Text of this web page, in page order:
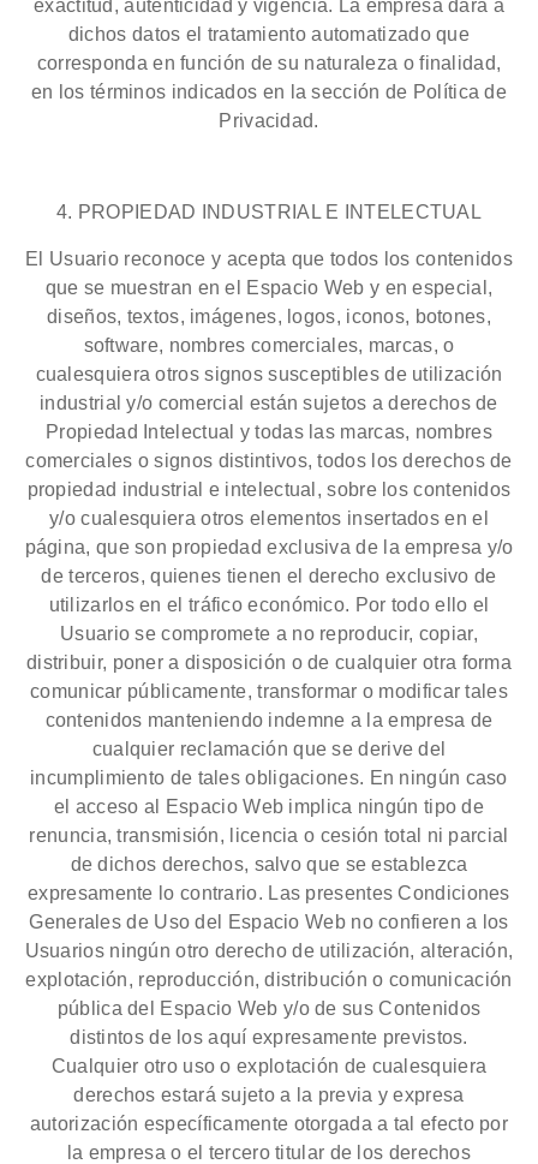
exactitud, autenticidad y vigencia. La empresa dará a
dichos datos el tratamiento automatizado que
corresponda en función de su naturaleza o finalidad,
en los términos indicados en la sección de Política de
Privacidad.
4. PROPIEDAD INDUSTRIAL E INTELECTUAL
El Usuario reconoce y acepta que todos los contenidos
que se muestran en el Espacio Web y en especial,
diseños, textos, imágenes, logos, iconos, botones,
software, nombres comerciales, marcas, o
cualesquiera otros signos susceptibles de utilización
industrial y/o comercial están sujetos a derechos de
Propiedad Intelectual y todas las marcas, nombres
comerciales o signos distintivos, todos los derechos de
propiedad industrial e intelectual, sobre los contenidos
y/o cualesquiera otros elementos insertados en el
página, que son propiedad exclusiva de la empresa y/o
de terceros, quienes tienen el derecho exclusivo de
utilizarlos en el tráfico económico. Por todo ello el
Usuario se compromete a no reproducir, copiar,
distribuir, poner a disposición o de cualquier otra forma
comunicar públicamente, transformar o modificar tales
contenidos manteniendo indemne a la empresa de
cualquier reclamación que se derive del
incumplimiento de tales obligaciones. En ningún caso
el acceso al Espacio Web implica ningún tipo de
renuncia, transmisión, licencia o cesión total ni parcial
de dichos derechos, salvo que se establezca
expresamente lo contrario. Las presentes Condiciones
Generales de Uso del Espacio Web no confieren a los
Usuarios ningún otro derecho de utilización, alteración,
explotación, reproducción, distribución o comunicación
pública del Espacio Web y/o de sus Contenidos
distintos de los aquí expresamente previstos.
Cualquier otro uso o explotación de cualesquiera
derechos estará sujeto a la previa y expresa
autorización específicamente otorgada a tal efecto por
la empresa o el tercero titular de los derechos